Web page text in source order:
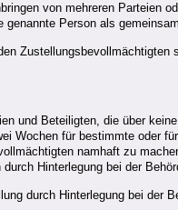
von mehreren Parteien
genannte Person als
Zustellungsbevollmächtigten
und Beteiligten, die über
Wochen für bestimmte oder
namhaft zu
Hinterlegung bei der
durch Hinterlegung bei der